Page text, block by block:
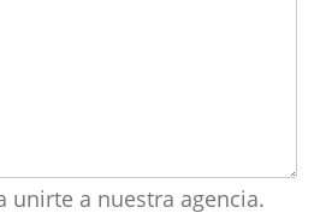
unirte a nuestra agencia.